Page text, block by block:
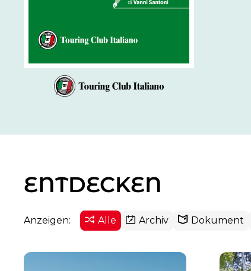
ENTDECKEN
Anzeigen: Alle Archiv Dokument